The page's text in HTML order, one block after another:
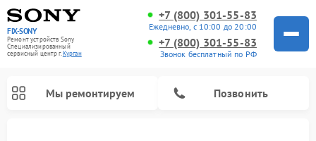
FIX-SONY
Ремонт устройств Sony
Специализированный
cервисный центр г.Курган
+7 (800) 301-55-83
Ежедневно, с 10:00 до 20:00
+7 (800) 301-55-83
Звонок бесплатный по РФ
Мы ремонтируем Позвонить